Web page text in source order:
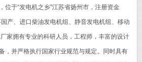
位于“发电机之乡”江苏省扬州市，注册资金
产、进口柴油发电机组、静音发电机组、移动
家拥有专业的科研人员，工程师，丰富的设计
，并严格执行国家行业规范与规定。同时具有